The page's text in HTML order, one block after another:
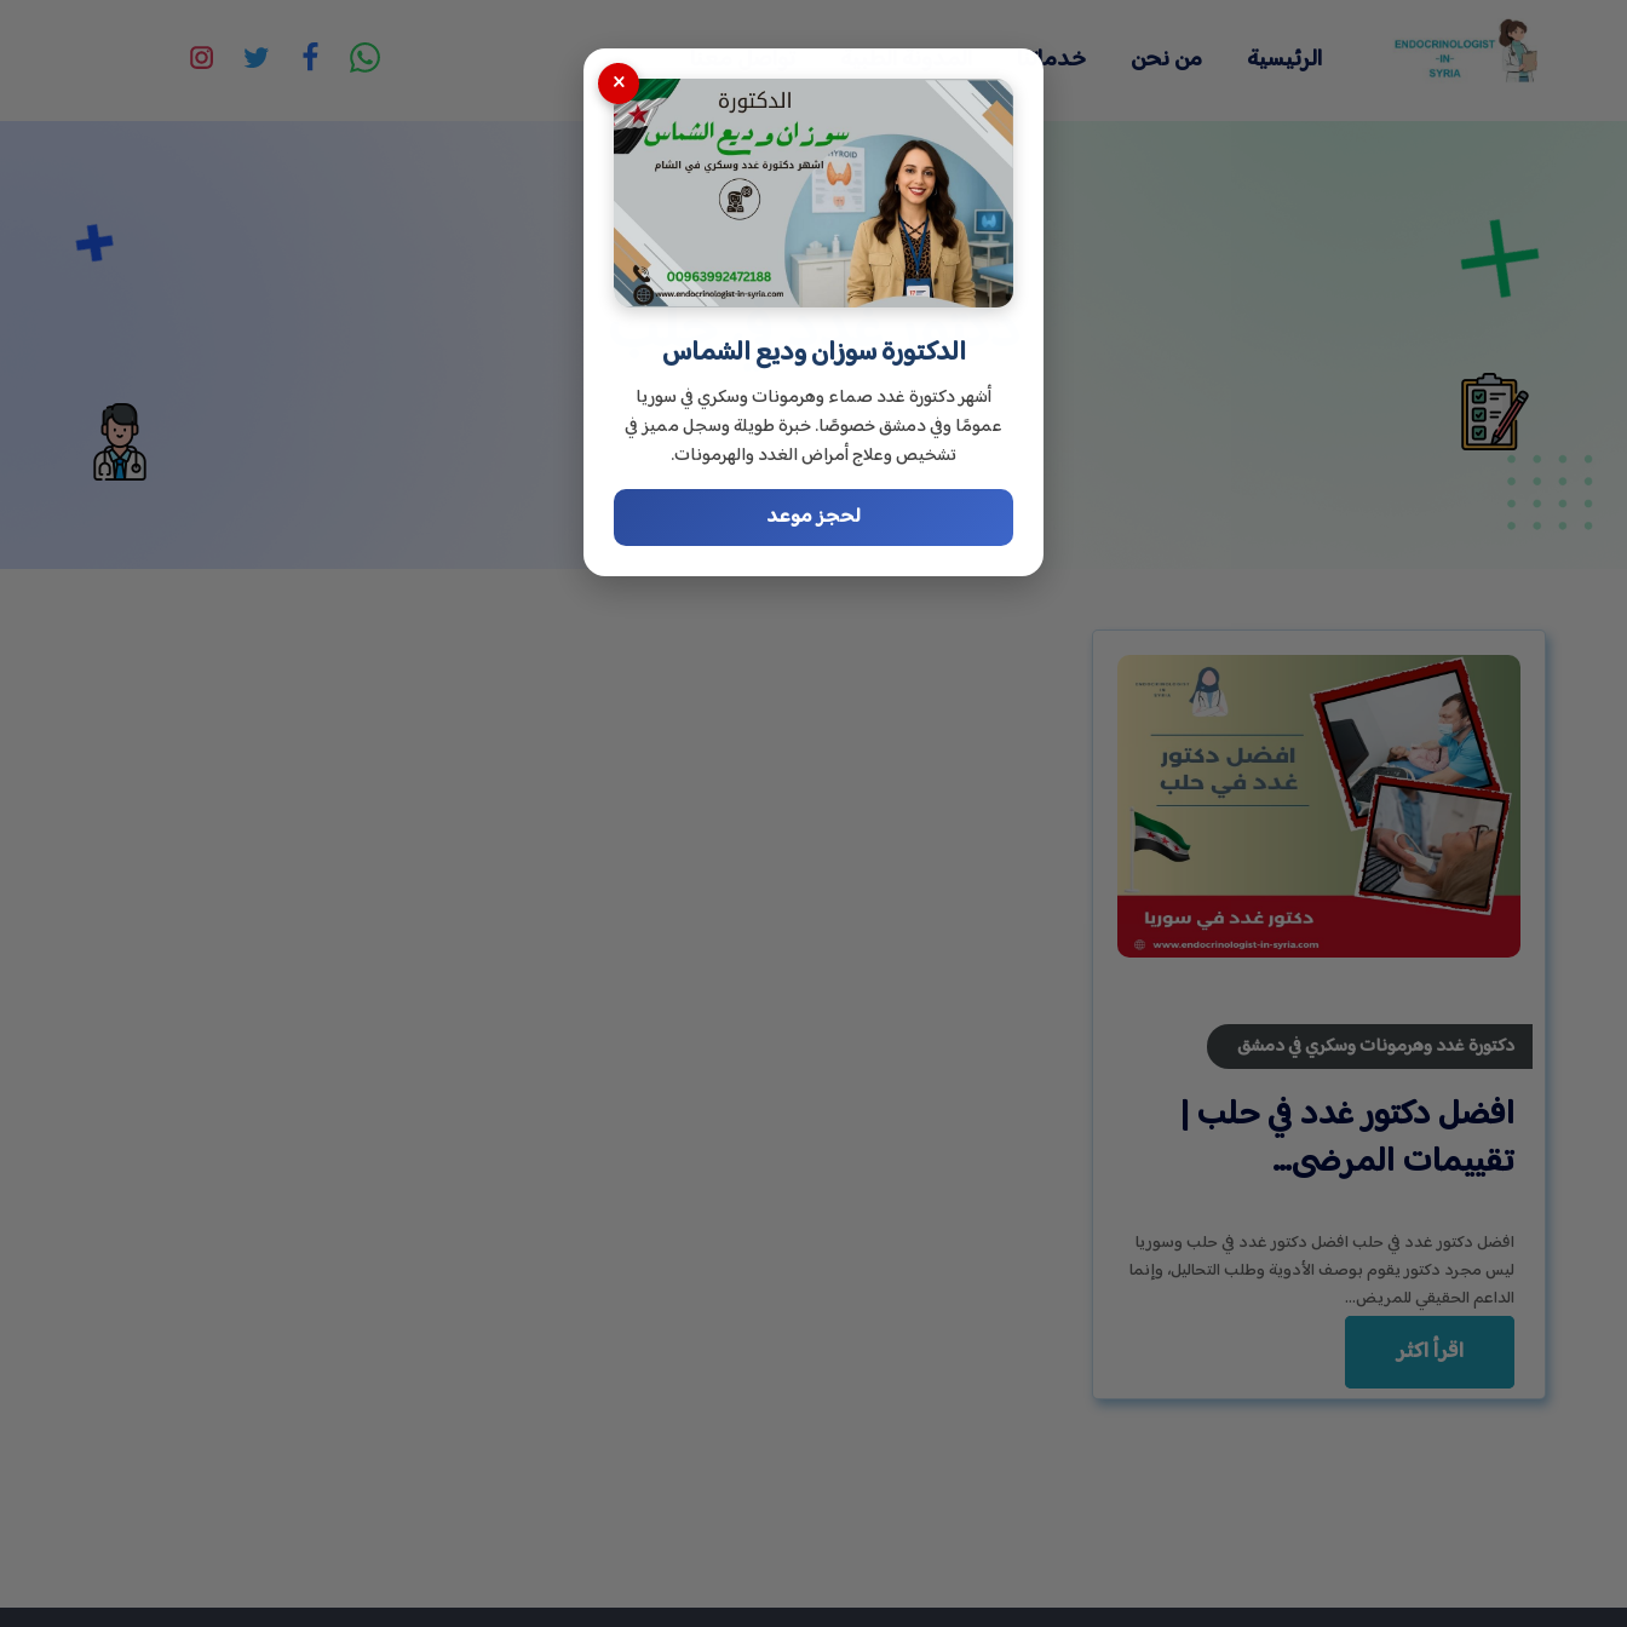
الرئيسية من نحن خدماتنا المدونة الطبية تواصل معنا
دكتور غدد في حلب
دكتورة غدد وهرمونات وسكري في دمشق
افضل دكتور غدد في حلب |
تقييمات المرضى…
افضل دكتور غدد في حلب افضل دكتور غدد في حلب وسوريا
ليس مجرد دكتور يقوم بوصف الأدوية وطلب التحاليل، وإنما
الداعم الحقيقي للمريض…
اقرأ اكثر
×
الدكتورة سوزان وديع الشماس
أشهر دكتورة غدد صماء وهرمونات وسكري في سوريا
عمومًا وفي دمشق خصوصًا. خبرة طويلة وسجل مميز في
تشخيص وعلاج أمراض الغدد والهرمونات.
لحجز موعد